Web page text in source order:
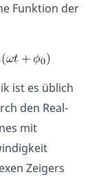
Funktion der
ist es üblich
den Real-
mit
Zeigers